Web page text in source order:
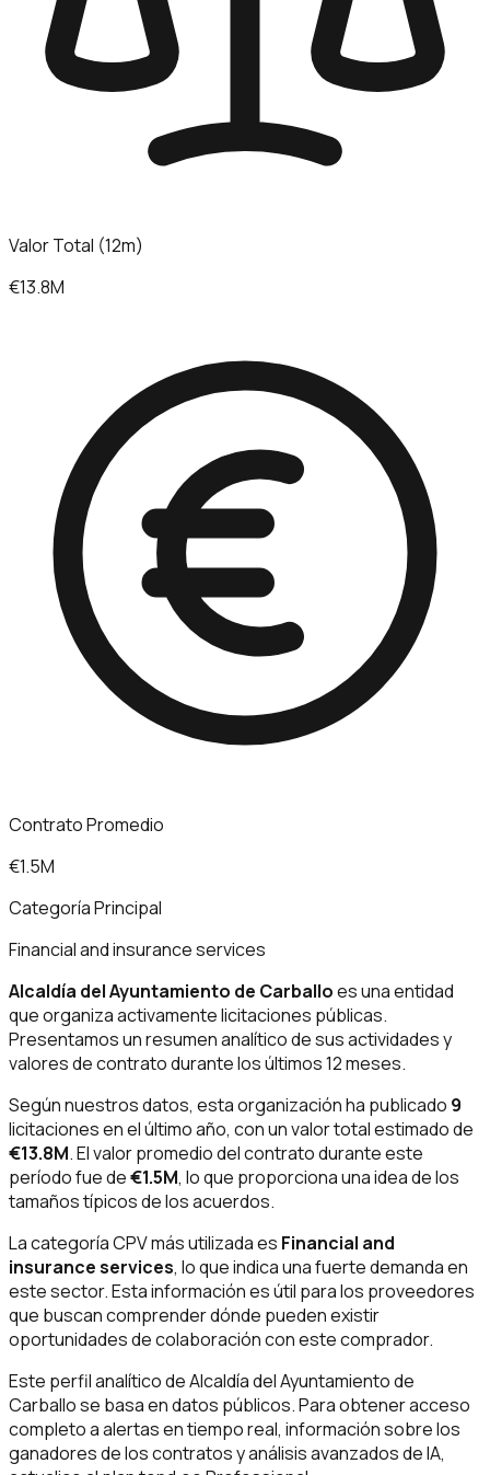
Valor Total (12m)
€13.8M
Contrato Promedio
€1.5M
Categoría Principal
Financial and insurance services
Alcaldía del Ayuntamiento de Carballoes una entidad
que organiza activamente licitaciones públicas.
Presentamos un resumen analítico de sus actividades y
valores de contrato durante los últimos 12 meses.
Según nuestros datos, esta organización ha publicado 9
licitaciones en el último año, con un valor total estimado de
€13.8M. El valor promedio del contrato durante este
período fue de€1.5M, lo que proporciona una idea de los
tamaños típicos de los acuerdos.
La categoría CPV más utilizada es Financial and
insurance services, lo que indica una fuerte demanda en
este sector. Esta información es útil para los proveedores
que buscan comprender dónde pueden existir
oportunidades de colaboración con este comprador.
Este perfil analítico de Alcaldía del Ayuntamiento de
Carballo se basa en datos públicos. Para obtener acceso
completo a alertas en tiempo real, información sobre los
ganadores de los contratos y análisis avanzados de IA,